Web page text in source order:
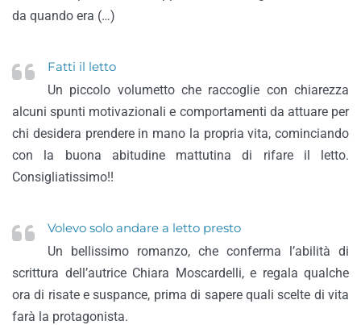
da quando era (…)
Fatti il letto
Un piccolo volumetto che raccoglie con chiarezza
alcuni spunti motivazionali e comportamenti da attuare per
chi desidera prendere in mano la propria vita, cominciando
con la buona abitudine mattutina di rifare il letto.
Consigliatissimo!!
Volevo solo andare a letto presto
Un bellissimo romanzo, che conferma l’abilità di
scrittura dell’autrice Chiara Moscardelli, e regala qualche
ora di risate e suspance, prima di sapere quali scelte di vita
farà la protagonista.